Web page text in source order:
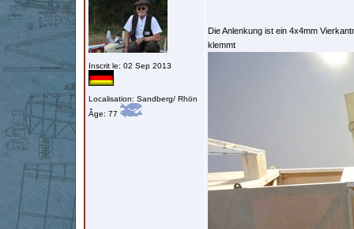
Inscrit le: 02 Sep 2013
Localisation: Sandberg/ Rhön
Âge: 77
Die Anlenkung ist ein 4x4mm
klemmt